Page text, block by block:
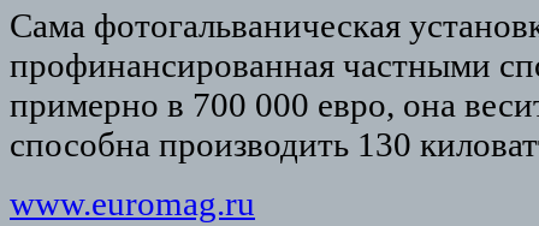
Сама фотогальваническая
профинансированная частными
примерно в 700 000 евро, она
способна производить 130
www.euromag.ru